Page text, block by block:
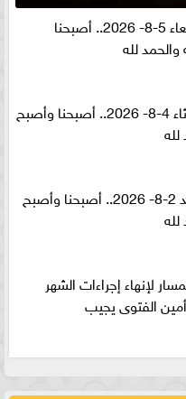
أذكار الصباح الأربعاء 5-8- 2026.. أصبحنا
لله
أذكار الصباح الثلاثاء 4-8- 2026.. أصبحنا وأصبح
أذكار الصباح الأحد 2-8- 2026.. أصبحنا وأصبح
لإنهاء إجراءات الشهر
الفتوى يجيب